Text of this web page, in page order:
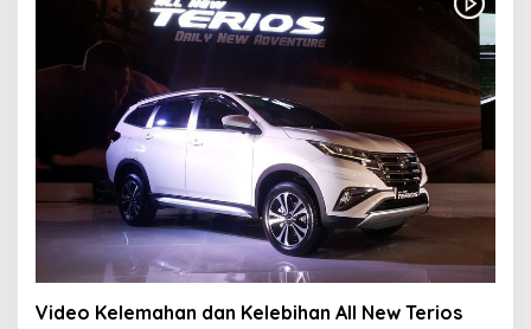
Video Kelemahan dan Kelebihan All New Terios